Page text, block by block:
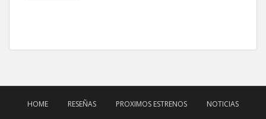
HOME RESEÑAS PROXIMOS ESTRENOS NOTICIAS